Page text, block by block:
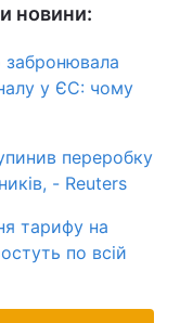
новини:
забронювала
у ЄС: чому
переробку
- Reuters
тарифу на
по всій